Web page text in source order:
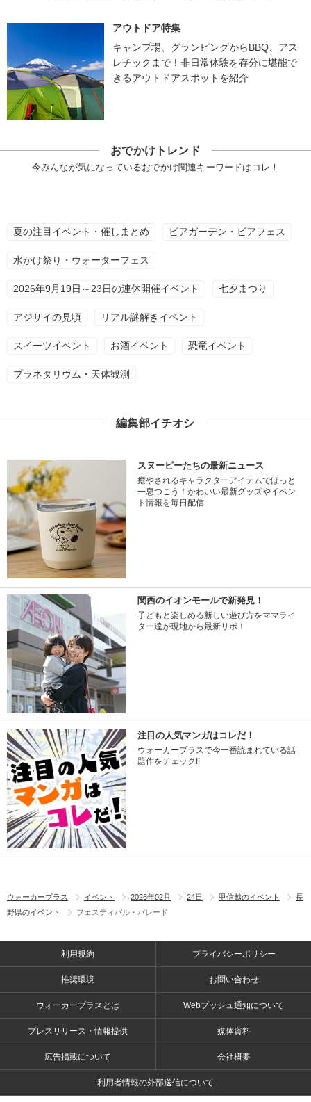
アウトドア特集
キャンプ場、グランピングからBBQ、アス
レチックまで！非日常体験を存分に堪能で
きるアウトドアスポットを紹介
おでかけトレンド
今みんなが気になっているおでかけ関連キーワードはコレ！
夏の注目イベント・催しまとめ ビアガーデン・ビアフェス
水かけ祭り・ウォーターフェス
2026年9月19日～23日の連休開催イベント 七夕まつり
アジサイの見頃 リアル謎解きイベント
スイーツイベント お酒イベント 恐竜イベント
プラネタリウム・天体観測
編集部イチオシ
スヌーピーたちの最新ニュース
癒やされるキャラクターアイテムでほっと
一息つこう！かわいい最新グッズやイベン
ト情報を毎日配信
関西のイオンモールで新発見！
子どもと楽しめる新しい遊び方をママライ
ター達が現地から最新リポ！
注目の人気マンガはコレだ！
ウォーカープラスで今一番読まれている話
題作をチェック!!
ウォーカープラス イベント 2026年02月 24日 甲信越のイベント
長
野県のイベント
フェスティバル・パレード
利用規約 プライバシーポリシー
推奨環境 お問い合わせ
ウォーカープラスとは Webプッシュ通知について
プレスリリース・情報提供 媒体資料
広告掲載について 会社概要
利用者情報の外部送信について